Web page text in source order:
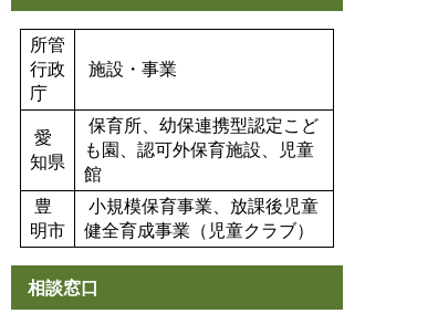
所管
行政
庁
施設・事業
愛
知県
保育所、幼保連携型認定こど
も園、認可外保育施設、児童
館
豊
明市
小規模保育事業、放課後児童
健全育成事業（児童クラブ）
相談窓口